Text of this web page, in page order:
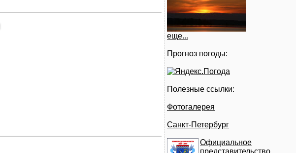
еще...
Прогноз погоды:
Полезные ссылки:
Фотогалерея
Санкт-Петербург
Официальное
представительство